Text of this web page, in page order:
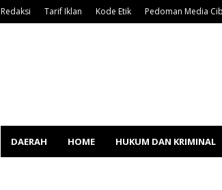
Redaksi Tarif Iklan Kode Etik Pedoman Media
DAERAH HOME HUKUM DAN KRIMINAL